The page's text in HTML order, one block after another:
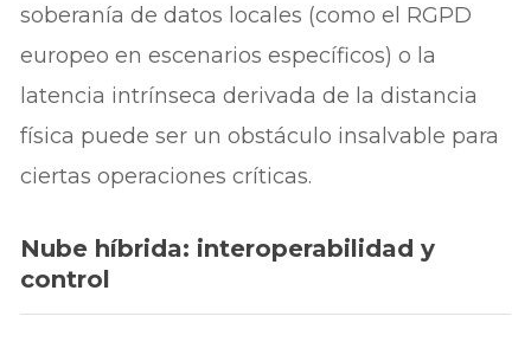
soberanía de datos locales (como el RGPD
europeo en escenarios específicos) o la
latencia intrínseca derivada de la distancia
física puede ser un obstáculo insalvable para
ciertas operaciones críticas.
Nube híbrida: interoperabilidad y
control